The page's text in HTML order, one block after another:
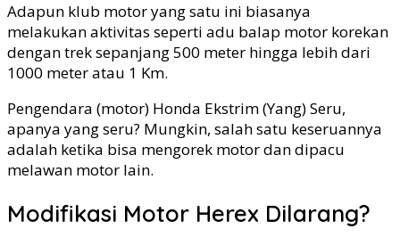
Adapun klub motor yang satu ini biasanya
melakukan aktivitas seperti adu balap motor korekan
dengan trek sepanjang 500 meter hingga lebih dari
1000 meter atau 1 Km.
Pengendara (motor) Honda Ekstrim (Yang) Seru,
apanya yang seru? Mungkin, salah satu keseruannya
adalah ketika bisa mengorek motor dan dipacu
melawan motor lain.
Modifikasi Motor Herex Dilarang?